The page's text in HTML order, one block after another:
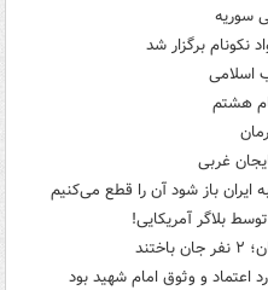
سوریه
نکونام برگزار شد
اسلامی
هشتم
ایران باز شود آن را قطع می‌کنیم
بلاگر آمریکایی!
و وثوق امام شهید بود